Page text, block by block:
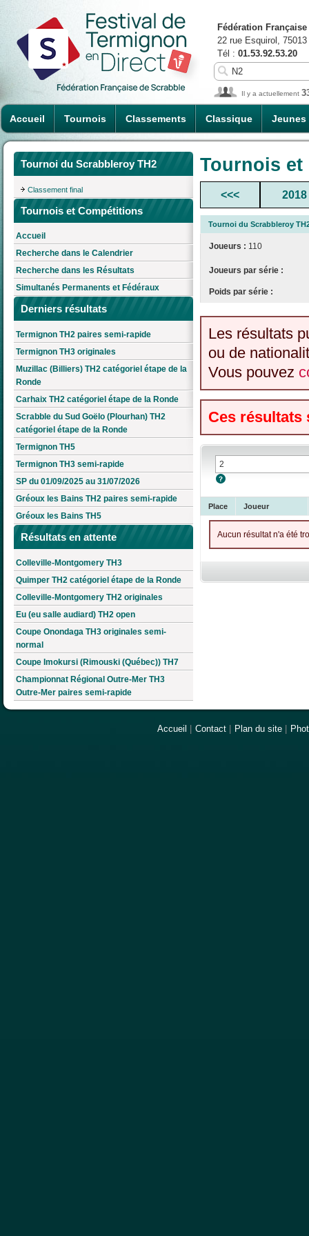
Accueil Tournois Classements Classique Jeunes
Fédération
22 rue Esquirol,
Tél : 01.53.92.53.20
Il y a actuellement
Tournoi du Scrabbleroy TH2
Classement final
Tournois et Compétitions
Accueil
Recherche dans le Calendrier
Recherche dans les Résultats
Simultanés Permanents et Fédéraux
Derniers résultats
Termignon TH2 paires semi-rapide
Termignon TH3 originales
Muzillac (Billiers) TH2 catégoriel étape de la
Ronde
Carhaix TH2 catégoriel étape de la Ronde
Scrabble du Sud Goëlo (Plourhan) TH2
catégoriel étape de la Ronde
Termignon TH5
Termignon TH3 semi-rapide
SP du 01/09/2025 au 31/07/2026
Gréoux les Bains TH2 paires semi-rapide
Gréoux les Bains TH5
Résultats en attente
Colleville-Montgomery TH3
Quimper TH2 catégoriel étape de la Ronde
Colleville-Montgomery TH2 originales
Eu (eu salle audiard) TH2 open
Coupe Onondaga TH3 originales semi-
normal
Coupe Imokursi (Rimouski (Québec)) TH7
Championnat Régional Outre-Mer TH3
Outre-Mer paires semi-rapide
Tournois
<<< 2018
Tournoi du Scrabbleroy
Joueurs : 110
Joueurs par série :
Poids par série :
Les résultats
ou de
Vous pouvez
Ces résultats
Place Joueur
Aucun résultat n'a été
Accueil Contact Plan du site